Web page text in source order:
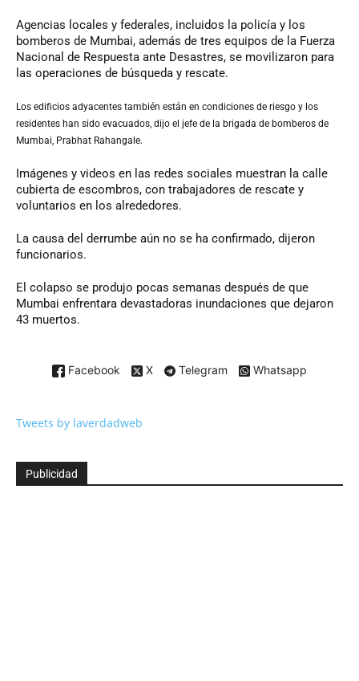
Agencias locales y federales, incluidos la policía y los
bomberos de Mumbai, además de tres equipos de la Fuerza
Nacional de Respuesta ante Desastres, se movilizaron para
las operaciones de búsqueda y rescate.
Los edificios adyacentes también están en condiciones de riesgo y los
residentes han sido evacuados, dijo el jefe de la brigada de bomberos de
Mumbai, Prabhat Rahangale.
Imágenes y videos en las redes sociales muestran la calle
cubierta de escombros, con trabajadores de rescate y
voluntarios en los alrededores.
La causa del derrumbe aún no se ha confirmado, dijeron
funcionarios.
El colapso se produjo pocas semanas después de que
Mumbai enfrentara devastadoras inundaciones que dejaron
43 muertos.
Facebook X Telegram Whatsapp
Tweets by laverdadweb
Publicidad